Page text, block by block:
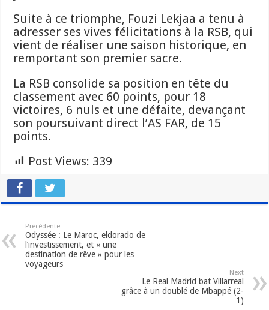
Suite à ce triomphe, Fouzi Lekjaa a tenu à
adresser ses vives félicitations à la RSB, qui
vient de réaliser une saison historique, en
remportant son premier sacre.
La RSB consolide sa position en tête du
classement avec 60 points, pour 18
victoires, 6 nuls et une défaite, devançant
son poursuivant direct l’AS FAR, de 15
points.
Post Views: 339
Précédente
Odyssée : Le Maroc, eldorado de
l’investissement, et « une
destination de rêve » pour les
voyageurs
Next
Le Real Madrid bat Villarreal
grâce à un doublé de Mbappé (2-
1)